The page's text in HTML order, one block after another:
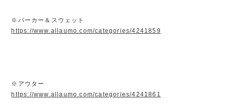
※パーカー＆スウェット
https://www.allaumo.com/categories/4241859
※アウター
https://www.allaumo.com/categories/4241861